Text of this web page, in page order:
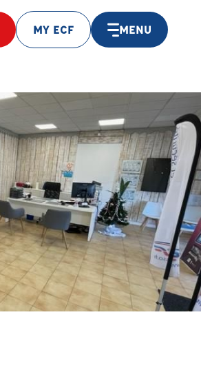
MY ECF MENU